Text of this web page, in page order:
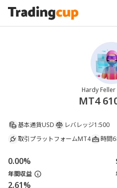
Hardy Feller
MT4
基本通貨USD レバレッジ1:500
取引プラットフォームMT4 時間
0.00%
年間収益
2.61%